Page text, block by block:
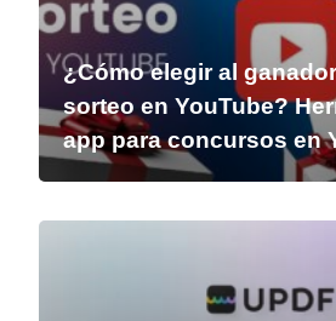
¿Cómo elegir al
sorteo en YouTube?
app para concursos en